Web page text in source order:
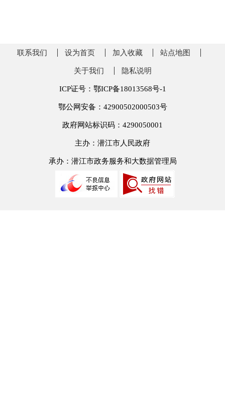
联系我们 设为首页 加入收藏 站点地图
关于我们 隐私说明
ICP证号：鄂ICP备18013568号-1
鄂公网安备：42900502000503号
政府网站标识码：4290050001
主办：潜江市人民政府
承办：潜江市政务服务和大数据管理局